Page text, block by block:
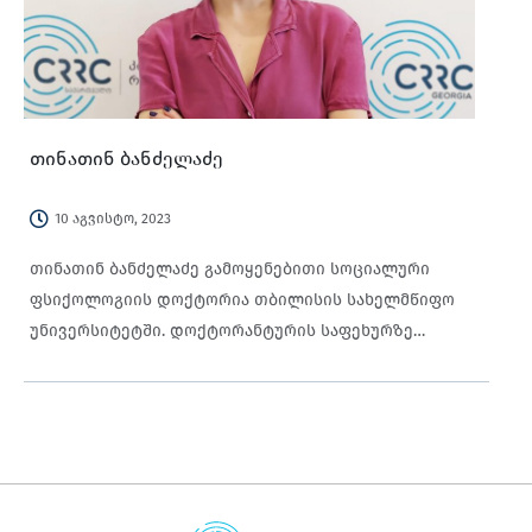
განხორციელების პროცესში, ეწეოდა ანალიტიკურ
საქმიანობას, მუშაობდა მონიტორინგისა და
შეფასების სისტემებზე და ასევე, ჩართული იყო
დაინტერესებულ მხარეებთან კომუნიკაციისა და
კოორდინაციის პროცესში, თანამშრომლობდა
ერთობლივი პროექტების შემუშავებასა და
თინათინ ბანძელაძე
10 აგვისტო, 2023
თინათინ ბანძელაძე გამოყენებითი სოციალური
ფსიქოლოგიის დოქტორია თბილისის სახელმწიფო
უნივერსიტეტში. დოქტორანტურის საფეხურზე
ლექტორი თსუ-სა და საზოგადოებრივ საქმეთა